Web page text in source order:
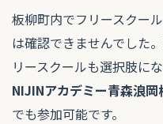
板柳町内でフリースクー
は確認できませんでした
リースクールも選択肢に
NIJINアカデミー青森浪岡
でも参加可能です。